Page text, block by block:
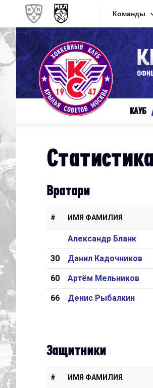
Команды
Дивизион
Локо
Дивизион
АКМ-
КЛУБ
Вратари
# ИМЯ ФАМИЛИЯ
Александр Бланк
30 Данил Кадочников
60 Артём Мельников
66 Денис Рыбалкин
Защитники
# ИМЯ ФАМИЛИЯ